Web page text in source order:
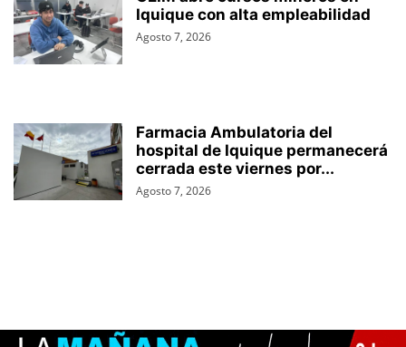
Iquique con alta empleabilidad
Agosto 7, 2026
Farmacia Ambulatoria del
hospital de Iquique permanecerá
cerrada este viernes por...
Agosto 7, 2026